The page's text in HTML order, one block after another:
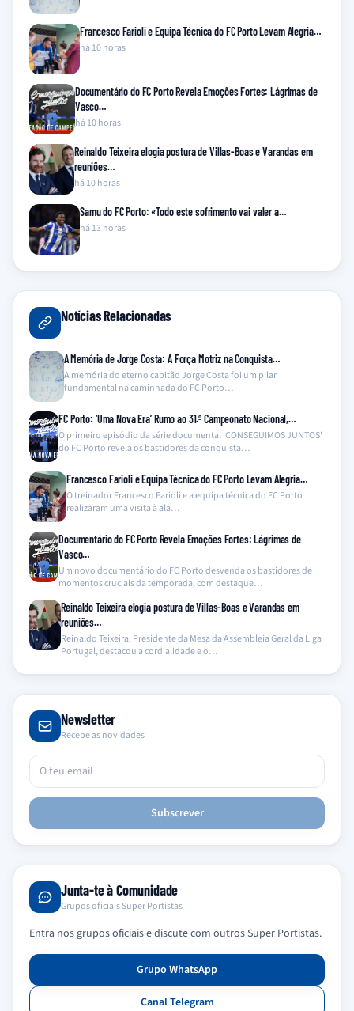
Francesco Farioli e Equipa Técnica do FC Porto Levam Alegria…
há 10 horas
Documentário do FC Porto Revela Emoções Fortes: Lágrimas de
Vasco…
há 10 horas
Reinaldo Teixeira elogia postura de Villas-Boas e Varandas em
reuniões…
há 10 horas
Samu do FC Porto: «Todo este sofrimento vai valer a…
há 13 horas
Notícias Relacionadas
A Memória de Jorge Costa: A Força Motriz na Conquista…
A memória do eterno capitão Jorge Costa foi um pilar
fundamental na caminhada do FC Porto…
FC Porto: ‘Uma Nova Era’ Rumo ao 31.º Campeonato Nacional,…
O primeiro episódio da série documental 'CONSEGUIMOS JUNTOS'
do FC Porto revela os bastidores da conquista…
Francesco Farioli e Equipa Técnica do FC Porto Levam Alegria…
O treinador Francesco Farioli e a equipa técnica do FC Porto
realizaram uma visita à ala…
Documentário do FC Porto Revela Emoções Fortes: Lágrimas de
Vasco…
Um novo documentário do FC Porto desvenda os bastidores de
momentos cruciais da temporada, com destaque…
Reinaldo Teixeira elogia postura de Villas-Boas e Varandas em
reuniões…
Reinaldo Teixeira, Presidente da Mesa da Assembleia Geral da Liga
Portugal, destacou a cordialidade e o…
Newsletter
Recebe as novidades
Subscrever
Junta-te à Comunidade
Grupos oficiais Super Portistas
Entra nos grupos oficiais e discute com outros Super Portistas.
Grupo WhatsApp
Canal Telegram